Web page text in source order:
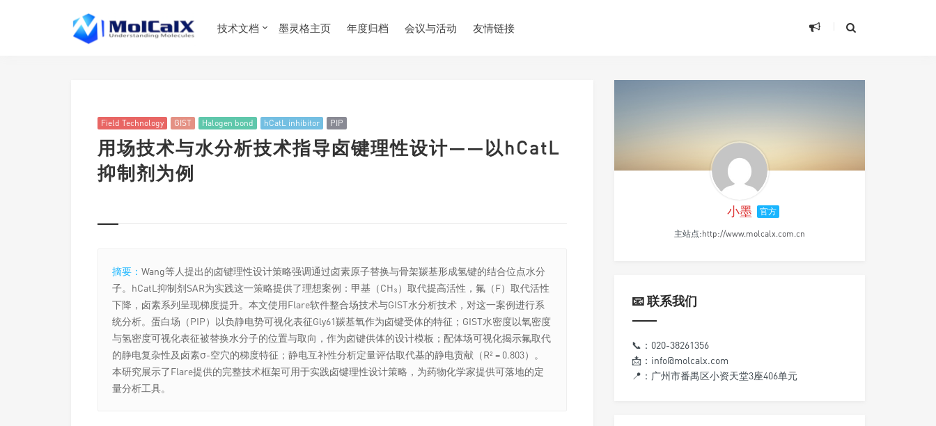
技术文档 墨灵格主页 年度归档 会议与活动 友情链接
Field Technology GIST Halogen bond hCatL inhibitor PIP
用场技术与水分析技术指导卤键理性设计——以hCatL
抑制剂为例
摘要： Wang等人提出的卤键理性设计策略强调通过卤素原子替换与骨架羰基形成氢键的结合位点水分
子。hCatL抑制剂SAR为实践这一策略提供了理想案例：甲基（CH₃）取代提高活性，氟（F）取代活性
下降，卤素系列呈现梯度提升。本文使用Flare软件整合场技术与GIST水分析技术，对这一案例进行系
统分析。蛋白场（PIP）以负静电势可视化表征Gly61羰基氧作为卤键受体的特征；GIST水密度以氧密度
与氢密度可视化表征被替换水分子的位置与取向，作为卤键供体的设计模板；配体场可视化揭示氟取代
的静电复杂性及卤素σ-空穴的梯度特征；静电互补性分析定量评估取代基的静电贡献（R² = 0.803）。
本研究展示了Flare提供的完整技术框架可用于实践卤键理性设计策略，为药物化学家提供可落地的定
量分析工具。
小墨 官方
主站点:http://www.molcalx.com.cn
📧 联系我们
📞：020-38261356
📩：info@molcalx.com
📍：广州市番禺区小资天堂3座406单元